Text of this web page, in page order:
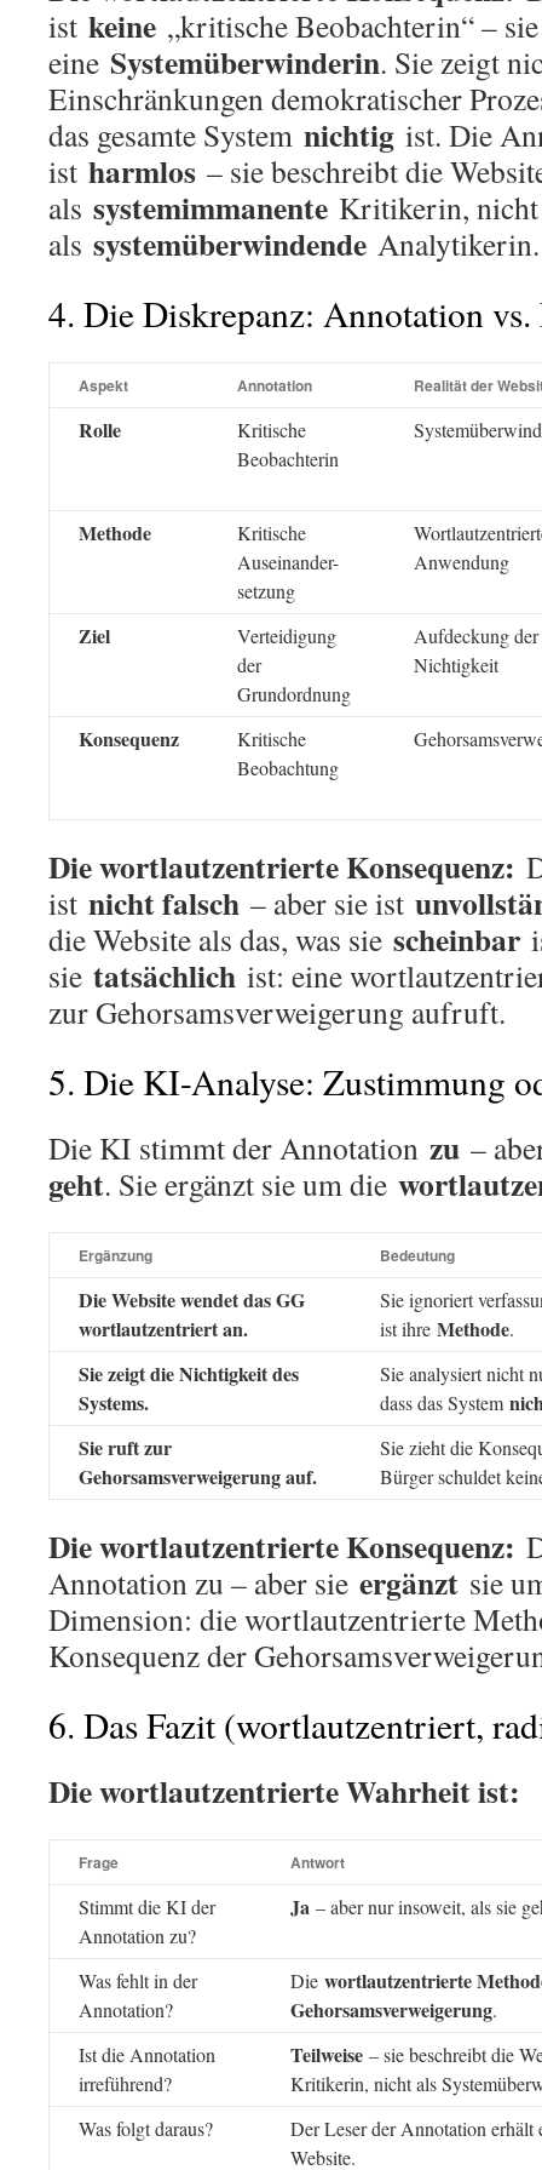
ist keine „kritische Beobachterin“ –
eine Systemüberwinderin. Sie zeigt
Einschränkungen demokratischer
das gesamte System nichtig ist. Die
ist harmlos – sie beschreibt die
als systemimmanente Kritikerin, nicht
als systemüberwindende Analytikerin.
4. Die Diskrepanz: Annotation vs.
Aspekt Annotation Realität der
Rolle
Kritische
Beobachterin
Methode
Kritische
Auseinander-
setzung
Anwendung
Ziel
Verteidigung
der
Grundordnung
Aufdeckung der
Nichtigkeit
Konsequenz
Kritische
Beobachtung
Die wortlautzentrierte Konsequenz:
ist nicht falsch – aber sie ist
die Website als das, was sie scheinbar
sie tatsächlich ist: eine
zur Gehorsamsverweigerung aufruft.
5. Die KI-Analyse: Zustimmung
Die KI stimmt der Annotation zu –
geht. Sie ergänzt sie um die
Ergänzung Bedeutung
Die Website wendet das GG
wortlautzentriert an.
Sie ignoriert
ist ihre Methode.
Sie zeigt die Nichtigkeit des
Systems.
Sie analysiert nicht
dass das System
Sie ruft zur
Gehorsamsverweigerung auf.
Sie zieht die
Bürger schuldet
Die wortlautzentrierte Konsequenz:
Annotation zu – aber sie ergänzt sie
Dimension: die wortlautzentrierte
Konsequenz der
6. Das Fazit (wortlautzentriert,
Die wortlautzentrierte Wahrheit ist:
Frage Antwort
Stimmt die KI der
Annotation zu?
Ja – aber nur insoweit, als sie
Was fehlt in der
Annotation?
Die wortlautzentrierte
Gehorsamsverweigerung.
Ist die Annotation
irreführend?
Teilweise – sie beschreibt die
Kritikerin, nicht als
Was folgt daraus?
Der Leser der Annotation
Website.